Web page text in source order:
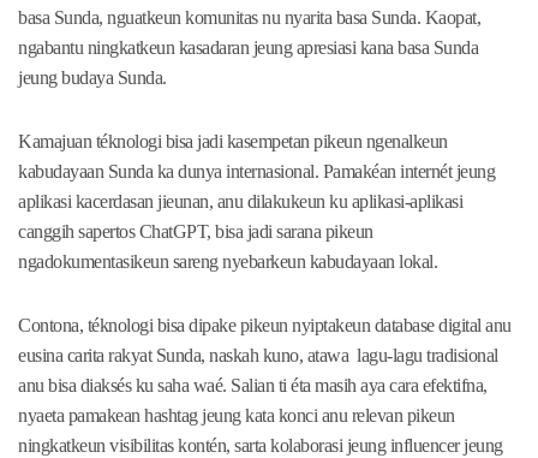
basa Sunda, nguatkeun komunitas nu nyarita basa Sunda. Kaopat,
ngabantu ningkatkeun kasadaran jeung apresiasi kana basa Sunda
jeung budaya Sunda.
Kamajuan téknologi bisa jadi kasempetan pikeun ngenalkeun
kabudayaan Sunda ka dunya internasional. Pamakéan internét jeung
aplikasi kacerdasan jieunan, anu dilakukeun ku aplikasi-aplikasi
canggih sapertos ChatGPT, bisa jadi sarana pikeun
ngadokumentasikeun sareng nyebarkeun kabudayaan lokal.
Contona, téknologi bisa dipake pikeun nyiptakeun database digital anu
eusina carita rakyat Sunda, naskah kuno, atawa lagu-lagu tradisional
anu bisa diaksés ku saha waé. Salian ti éta masih aya cara efektifna,
nyaeta pamakean hashtag jeung kata konci anu relevan pikeun
ningkatkeun visibilitas kontén, sarta kolaborasi jeung influencer jeung